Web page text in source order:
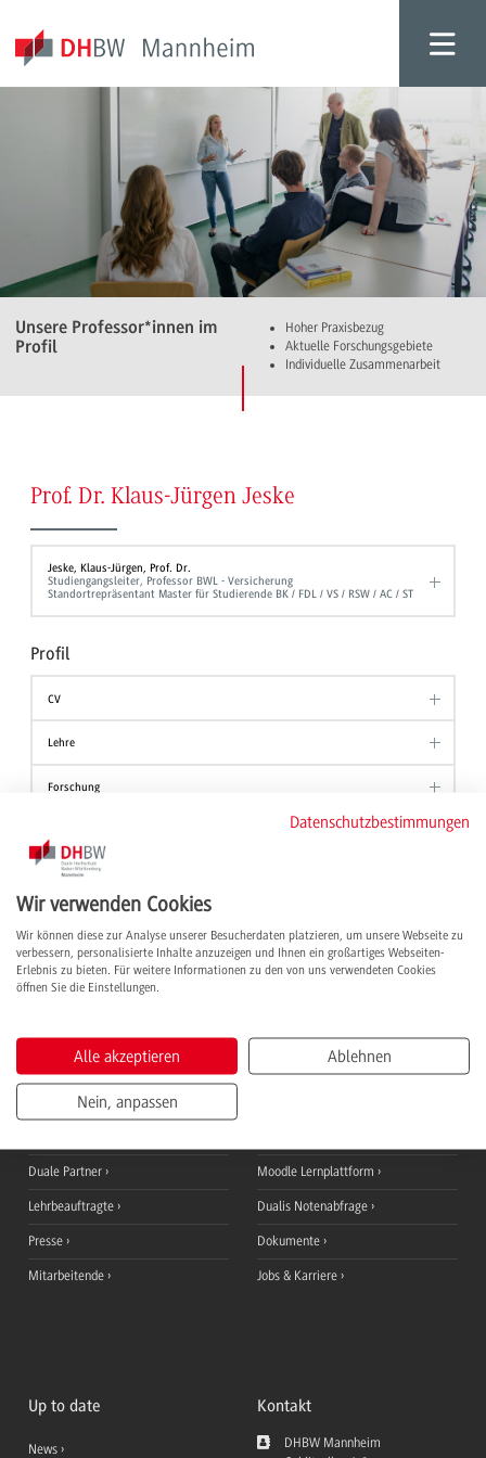
Unsere Professor*innen im
Profil
Hoher Praxisbezug
Aktuelle Forschungsgebiete
Individuelle Zusammenarbeit
Prof. Dr. Klaus-Jürgen Jeske
Jeske, Klaus-Jürgen, Prof. Dr.
Studiengangsleiter, Professor BWL - Versicherung
Standortrepräsentant Master für Studierende BK / FDL / VS / RSW / AC / ST
Profil
CV
Lehre
Forschung
Gremien
Informationen für
Studieninteressierte
Duale Partner
Lehrbeauftragte
Presse
Mitarbeitende
QuickLinks
Moodle Lernplattform
Dualis Notenabfrage
Dokumente
Jobs & Karriere
Up to date
News
Kontakt
DHBW Mannheim
Datenschutzbestimmungen
Wir verwenden Cookies
Wir können diese zur Analyse unserer Besucherdaten platzieren, um unsere Webseite zu
verbessern, personalisierte Inhalte anzuzeigen und Ihnen ein großartiges Webseiten-
Erlebnis zu bieten. Für weitere Informationen zu den von uns verwendeten Cookies
öffnen Sie die Einstellungen.
Alle akzeptieren Ablehnen
Nein, anpassen